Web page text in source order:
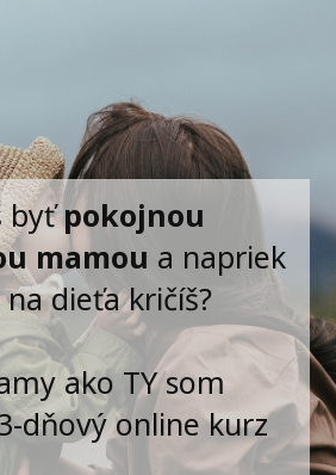
byťpokojnou
mamou a napriek
dieťa kričíš?
ako TY som
dňový online kurz